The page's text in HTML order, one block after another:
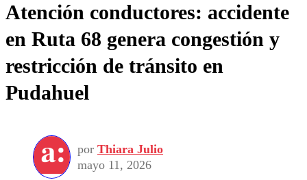
Frecuencias
Agricultura TV
Deportes
Colo Colo
Motor
Torneo Internacional
Torneo Nacional
Entretención
Noticias
Internacional
Nacional
Vida Social
Programas
Comercial
Atención conductores: accidente
en Ruta 68 genera congestión y
restricción de tránsito en
Pudahuel
por Thiara Julio
mayo 11, 2026